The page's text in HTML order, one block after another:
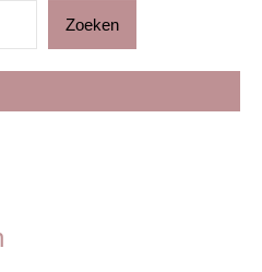
Zoeken